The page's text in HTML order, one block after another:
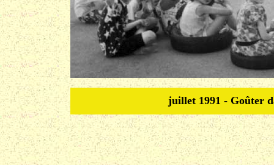
juillet 1991 - Goûter